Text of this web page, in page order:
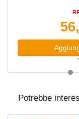
*
Potrebbe